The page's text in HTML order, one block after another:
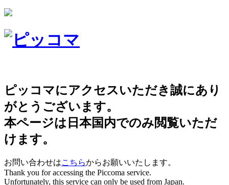
ピッコマにアクセスいただき誠にあり
がとうございます。
本ページは日本国内でのみ閲覧いただ
けます。
お問い合わせはこちらからお願いいたします。
Thank you for accessing the Piccoma service.
Unfortunately, this service can only be used from Japan.